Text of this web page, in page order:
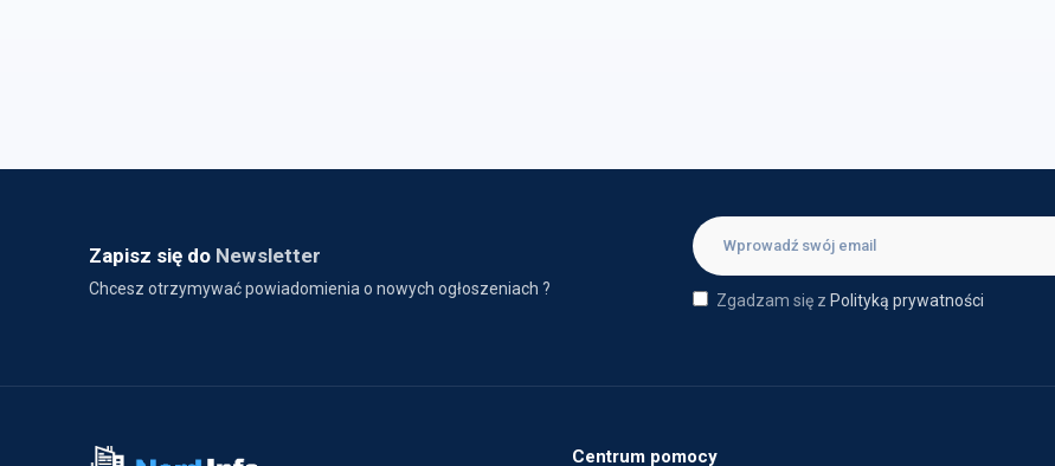
Zapisz się do Newsletter
Chcesz otrzymywać powiadomienia o nowych ogłoszeniach ?
Zgadzam się z Polityką prywatności
Centrum pomocy